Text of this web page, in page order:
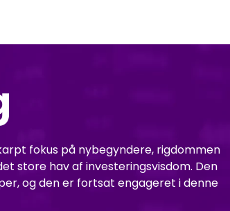
fokus på nybegyndere, rigdommen
store hav af investeringsvisdom. Den
og den er fortsat engageret i denne